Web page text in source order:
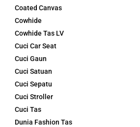
Coated Canvas
Cowhide
Cowhide Tas LV
Cuci Car Seat
Cuci Gaun
Cuci Satuan
Cuci Sepatu
Cuci Stroller
Cuci Tas
Dunia Fashion Tas